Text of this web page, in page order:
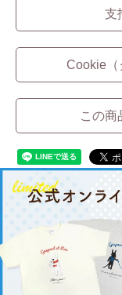
支
Cookie（
この商